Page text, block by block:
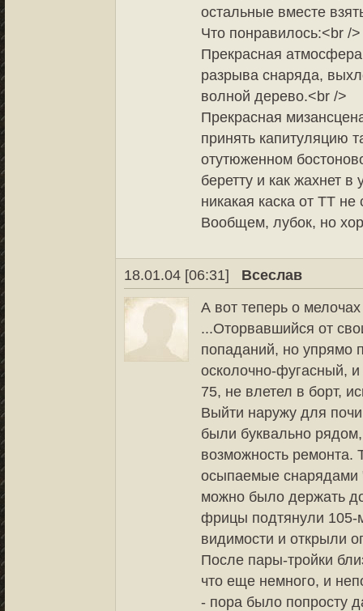
остальные вместе
Что понравилось:<br />
Прекрасная
разрыва снаряда,
волной дерево.<br />
Прекрасная
принять капитуляцию
отутюженном
беретту и как жахнет
никакая каска от ТТ не
Вообщем, лубок, но
18.01.04 [06:31]
Всеслав
А вот теперь о
...Оторвавшийся от
попаданий, но упрямо
осколочно-фугасный,
75, не влетел в борт,
Выйти наружу для
были буквально
возможность ремонта.
осыпаемые снарядами
можно было держать
фрицы подтянули 105-
видимости и открыли
После пары-тройки
что еще немного, и
- пора было попросту